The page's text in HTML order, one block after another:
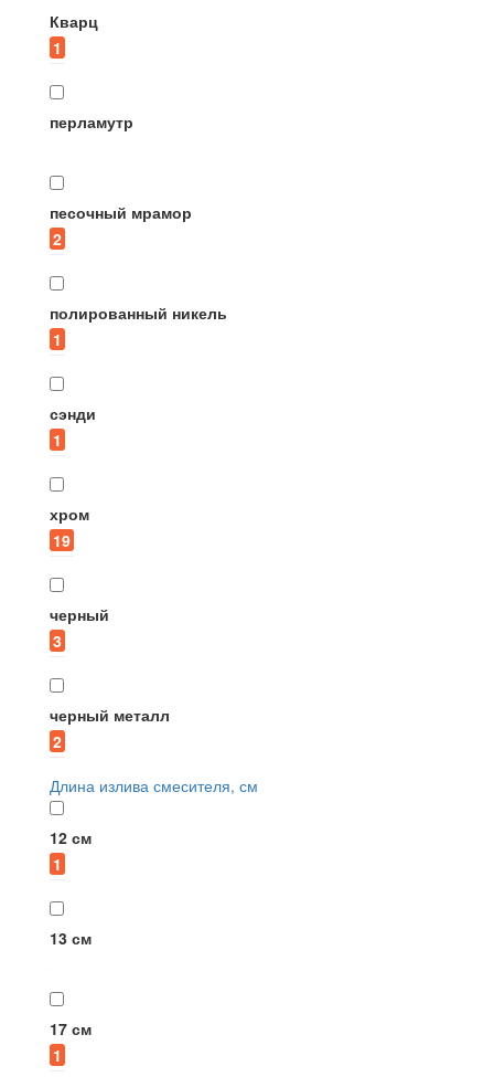
Кварц
1
перламутр
песочный мрамор
2
полированный никель
1
сэнди
1
хром
19
черный
3
черный металл
2
Длина излива смесителя, см
12 см
1
13 см
17 см
1